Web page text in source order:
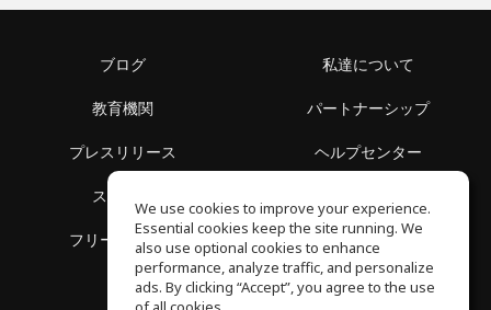
ブログ
教育機関
プレスリリース
スペース
フリースクール
私達について
パートナーシップ
ヘルプセンター
プライバシーポリシー
We use cookies to improve your experience.
Essential cookies keep the site running. We
also use optional cookies to enhance
performance, analyze traffic, and personalize
ads. By clicking “Accept”, you agree to the use